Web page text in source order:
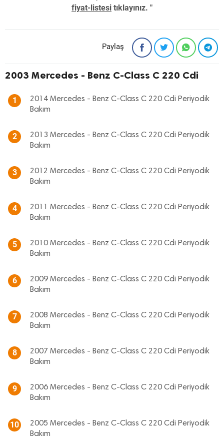
fiyat-listesi tıklayınız. "
Paylaş
2003 Mercedes - Benz C-Class C 220 Cdi
1
2014 Mercedes - Benz C-Class C 220 Cdi Periyodik
Bakım
2
2013 Mercedes - Benz C-Class C 220 Cdi Periyodik
Bakım
3
2012 Mercedes - Benz C-Class C 220 Cdi Periyodik
Bakım
4
2011 Mercedes - Benz C-Class C 220 Cdi Periyodik
Bakım
5
2010 Mercedes - Benz C-Class C 220 Cdi Periyodik
Bakım
6
2009 Mercedes - Benz C-Class C 220 Cdi Periyodik
Bakım
7
2008 Mercedes - Benz C-Class C 220 Cdi Periyodik
Bakım
8
2007 Mercedes - Benz C-Class C 220 Cdi Periyodik
Bakım
9
2006 Mercedes - Benz C-Class C 220 Cdi Periyodik
Bakım
10
2005 Mercedes - Benz C-Class C 220 Cdi Periyodik
Bakım